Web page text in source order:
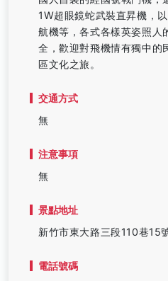
1W超眼鏡蛇武裝直昇機，
航機等，各式各樣英姿照人
全，歡迎對飛機情有獨中的
區文化之旅。
交通方式
無
注意事項
無
景點地址
新竹市東大路三段110巷15
電話號碼